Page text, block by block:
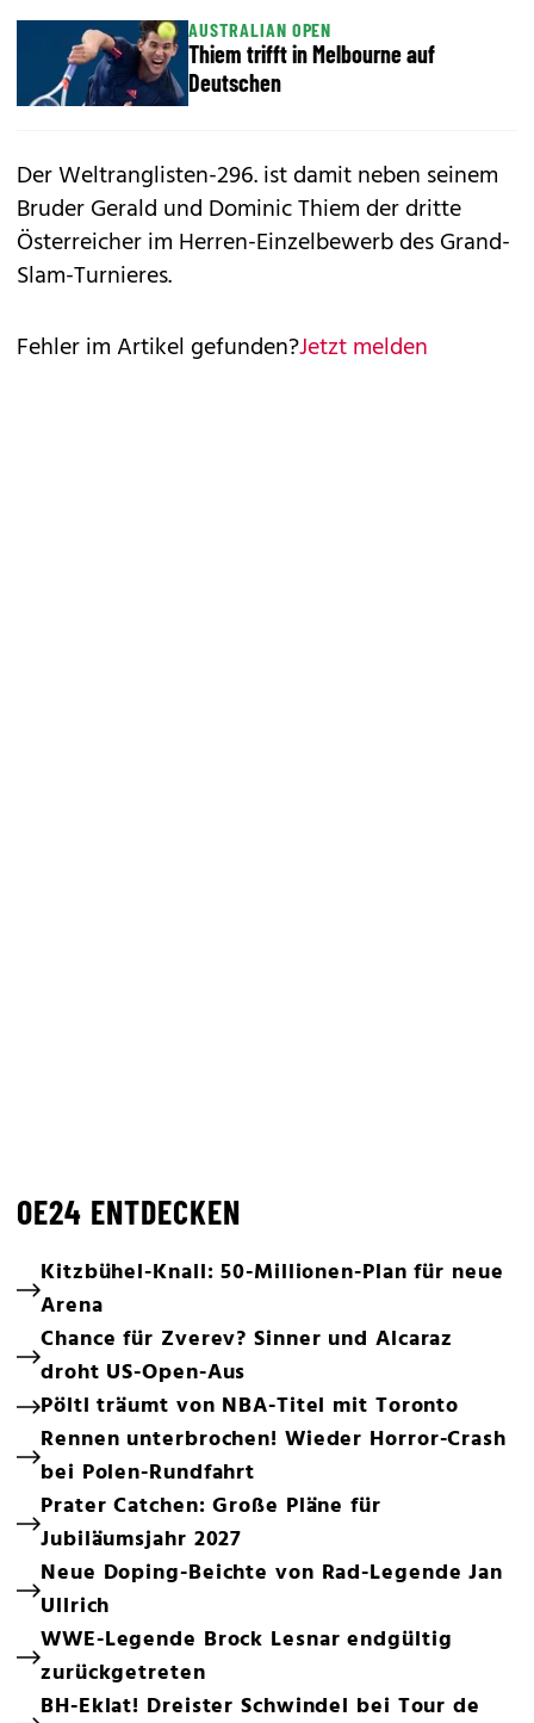
AUSTRALIAN OPEN
Thiem trifft in Melbourne auf
Deutschen
Der Weltranglisten-296. ist damit neben seinem
Bruder Gerald und Dominic Thiem der dritte
Österreicher im Herren-Einzelbewerb des Grand-
Slam-Turnieres.
Fehler im Artikel gefunden?Jetzt melden
OE24 ENTDECKEN
Kitzbühel-Knall: 50-Millionen-Plan für neue
Arena
Chance für Zverev? Sinner und Alcaraz
droht US-Open-Aus
Pöltl träumt von NBA-Titel mit Toronto
Rennen unterbrochen! Wieder Horror-Crash
bei Polen-Rundfahrt
Prater Catchen: Große Pläne für
Jubiläumsjahr 2027
Neue Doping-Beichte von Rad-Legende Jan
Ullrich
WWE-Legende Brock Lesnar endgültig
zurückgetreten
BH-Eklat! Dreister Schwindel bei Tour de